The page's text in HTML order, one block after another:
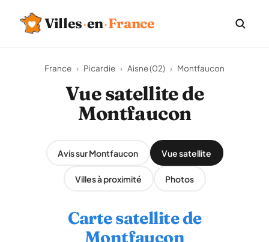
Villes·en·France
France › Picardie › Aisne (02) › Montfaucon
Vue satellite de
Montfaucon
Avis sur Montfaucon Vue satellite
Villes à proximité Photos
Carte satellite de
Montfaucon